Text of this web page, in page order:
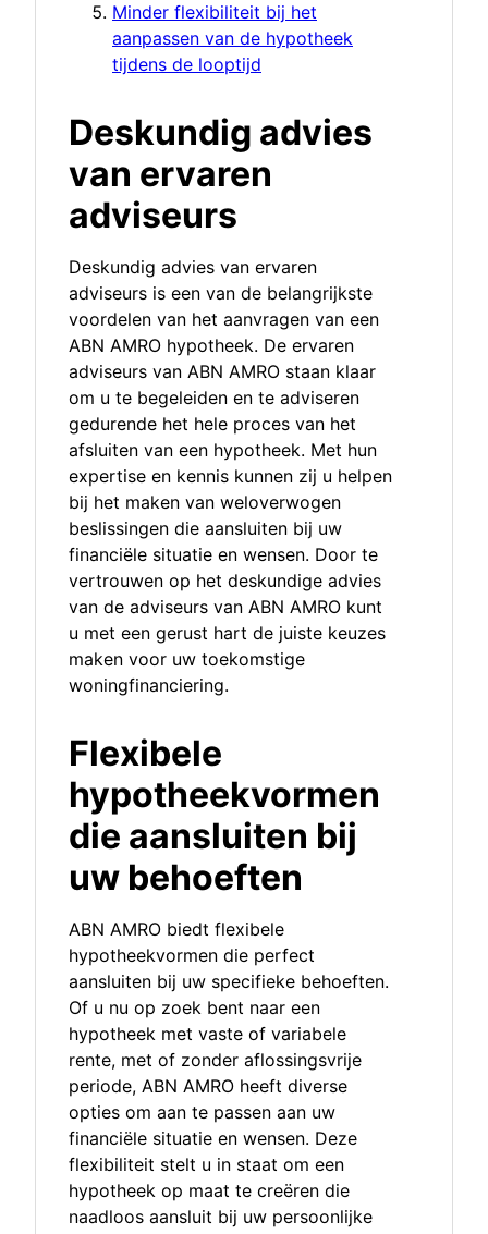
Minder flexibiliteit bij het
aanpassen van de hypotheek
tijdens de looptijd
Deskundig advies
van ervaren
adviseurs
Deskundig advies van ervaren
adviseurs is een van de belangrijkste
voordelen van het aanvragen van een
ABN AMRO hypotheek. De ervaren
adviseurs van ABN AMRO staan klaar
om u te begeleiden en te adviseren
gedurende het hele proces van het
afsluiten van een hypotheek. Met hun
expertise en kennis kunnen zij u helpen
bij het maken van weloverwogen
beslissingen die aansluiten bij uw
financiële situatie en wensen. Door te
vertrouwen op het deskundige advies
van de adviseurs van ABN AMRO kunt
u met een gerust hart de juiste keuzes
maken voor uw toekomstige
woningfinanciering.
Flexibele
hypotheekvormen
die aansluiten bij
uw behoeften
ABN AMRO biedt flexibele
hypotheekvormen die perfect
aansluiten bij uw specifieke behoeften.
Of u nu op zoek bent naar een
hypotheek met vaste of variabele
rente, met of zonder aflossingsvrije
periode, ABN AMRO heeft diverse
opties om aan te passen aan uw
financiële situatie en wensen. Deze
flexibiliteit stelt u in staat om een
hypotheek op maat te creëren die
naadloos aansluit bij uw persoonlijke